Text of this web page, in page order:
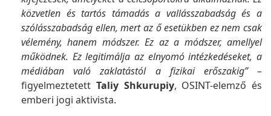
közvetlen és tartós támadás a vallásszabadság és a
szólásszabadság ellen, mert az ő esetükben ez nem csak
vélemény, hanem módszer. Ez az a módszer, amellyel
működnek. Ez legitimálja az elnyomó intézkedéseket, a
médiában való zaklatástól a fizikai erőszakig”–
figyelmeztetett Taliy Shkurupiy, OSINT-elemző és
emberi jogi aktivista.